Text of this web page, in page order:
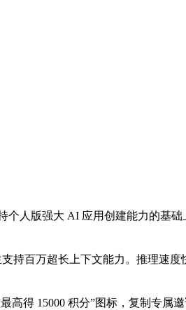
个人版强大 AI 应用创建能力的基
持百万超长上下文能力。推理速
高得 15000 积分”图标，复制专属